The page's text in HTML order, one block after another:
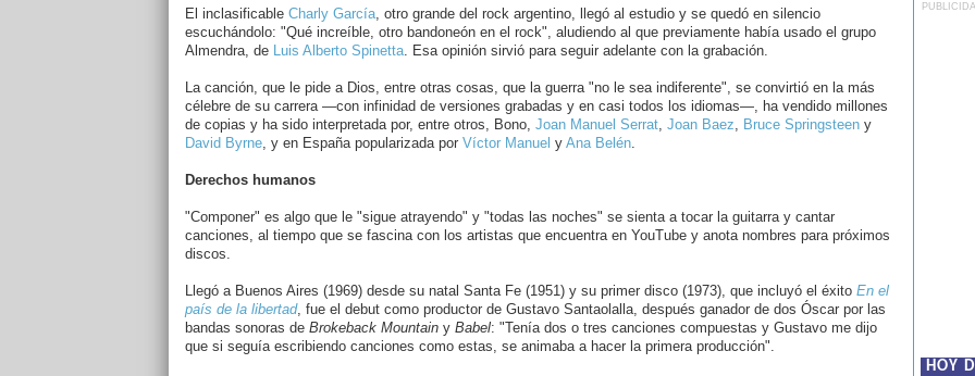
El inclasificable Charly García, otro grande del rock argentino, llegó al estudio y se quedó en silencio
escuchándolo: "Qué increíble, otro bandoneón en el rock", aludiendo al que previamente había usado el grupo
Almendra, de Luis Alberto Spinetta. Esa opinión sirvió para seguir adelante con la grabación.
La canción, que le pide a Dios, entre otras cosas, que la guerra "no le sea indiferente", se convirtió en la más
célebre de su carrera —con infinidad de versiones grabadas y en casi todos los idiomas—, ha vendido millones
de copias y ha sido interpretada por, entre otros, Bono, Joan Manuel Serrat, Joan Baez, Bruce Springsteeny
David Byrne, y en España popularizada por Víctor Manuel y Ana Belén.
Derechos humanos
"Componer" es algo que le "sigue atrayendo" y "todas las noches" se sienta a tocar la guitarra y cantar
canciones, al tiempo que se fascina con los artistas que encuentra en YouTube y anota nombres para próximos
discos.
Llegó a Buenos Aires (1969) desde su natal Santa Fe (1951) y su primer disco (1973), que incluyó el éxito En el
país de la libertad, fue el debut como productor de Gustavo Santaolalla, después ganador de dos Óscar por las
bandas sonoras de Brokeback Mountainy Babel: "Tenía dos o tres canciones compuestas y Gustavo me dijo
que si seguía escribiendo canciones como estas, se animaba a hacer la primera producción".
HOY